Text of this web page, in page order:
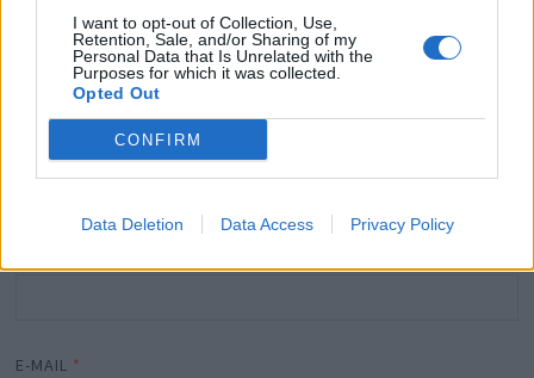
I want to opt-out of Collection, Use,
Retention, Sale, and/or Sharing of my
Personal Data that Is Unrelated with the
Purposes for which it was collected.
Opted Out
CONFIRM
Data Deletion Data Access Privacy Policy
E-MAIL *